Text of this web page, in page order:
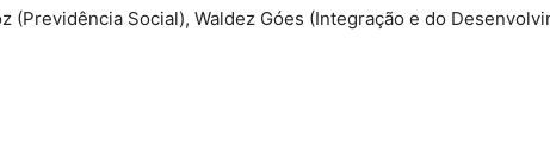
(Previdência Social), Waldez Góes (Integração e do